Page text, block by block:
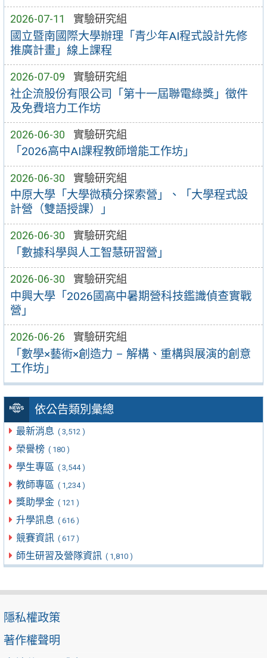
2026-07-11 實驗研究組
國立暨南國際大學辦理「青少年AI程式設計先修
推廣計畫」線上課程
2026-07-09 實驗研究組
社企流股份有限公司「第十一屆聯電綠獎」徵件
及免費培力工作坊
2026-06-30 實驗研究組
「2026高中AI課程教師增能工作坊」
2026-06-30 實驗研究組
中原大學「大學微積分探索營」、「大學程式設
計營（雙語授課）」
2026-06-30 實驗研究組
「數據科學與人工智慧研習營」
2026-06-30 實驗研究組
中興大學「2026國高中暑期營科技鑑識偵查實戰
營」
2026-06-26 實驗研究組
「數學×藝術×創造力 – 解構、重構與展演的創意
工作坊」
依公告類別彙總
最新消息 ( 3,512 )
榮譽榜 ( 180 )
學生專區 ( 3,544 )
教師專區 ( 1,234 )
獎助學金 ( 121 )
升學訊息 ( 616 )
競賽資訊 ( 617 )
師生研習及營隊資訊 ( 1,810 )
隱私權政策
著作權聲明